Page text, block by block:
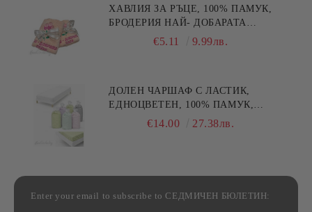
ХАВЛИЯ ЗА РЪЦЕ, 100% ПАМУК,
БРОДЕРИЯ НАЙ- ДОБАРАТА
МАЙКА/БАБА , РАЗМЕР:
€5.11 9.99лв.
ДОЛЕН ЧАРШАФ С ЛАСТИК,
ЕДНОЦВЕТЕН, 100% ПАМУК,
РАЗЛИЧНИ РАЗМЕРИ
€14.00 27.38лв.
Enter your email to subscribe to СЕДМИЧЕН БЮЛЕТИН: